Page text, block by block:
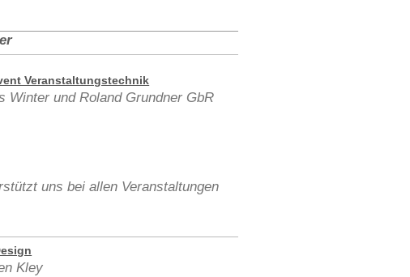
Veranstaltungstechnik
Winter und Roland Grundner GbR
uns bei allen Veranstaltungen
Kley